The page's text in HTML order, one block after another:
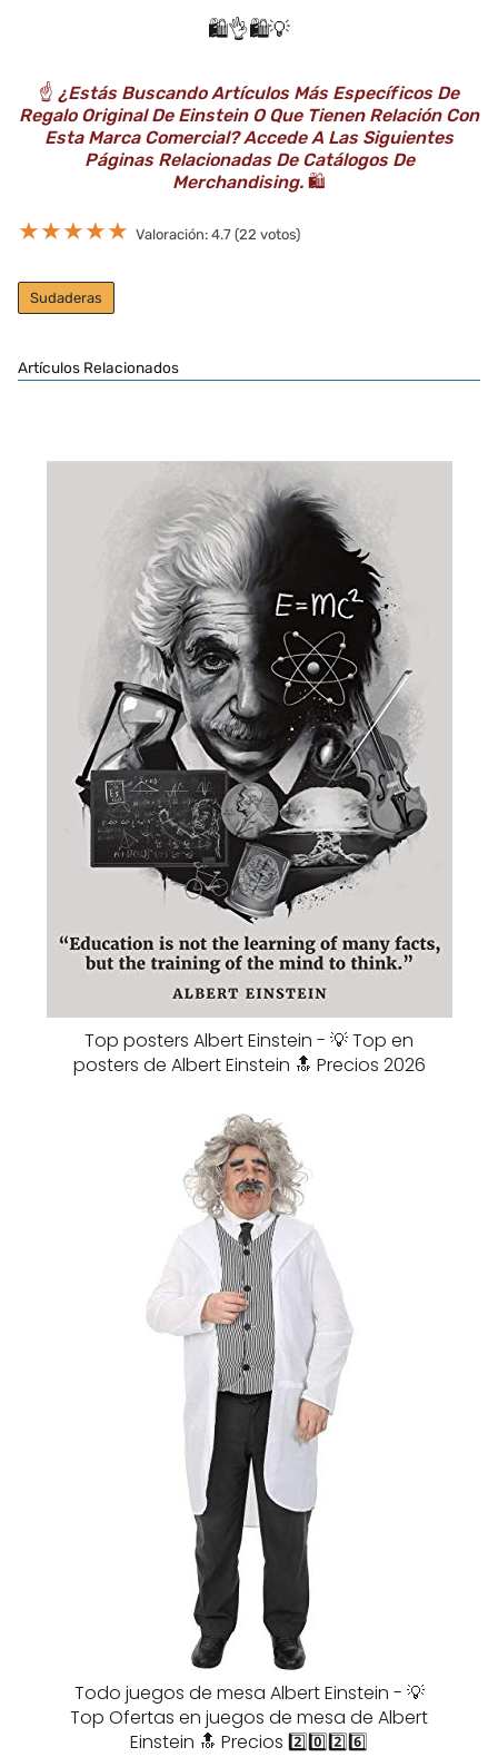
🛍️👌🛍️💡
☝️ ¿Estás Buscando Artículos Más Específicos De
Regalo Original De Einstein O Que Tienen Relación Con
Esta Marca Comercial? Accede A Las Siguientes
Páginas Relacionadas De Catálogos De
Merchandising. 🛍️
★★★★★ Valoración: 4.7 (22 votos)
Sudaderas
Artículos Relacionados
Top posters Albert Einstein - 💡 Top en
posters de Albert Einstein 🔝 Precios 2026
Todo juegos de mesa Albert Einstein - 💡
Top Ofertas en juegos de mesa de Albert
Einstein 🔝 Precios 2️⃣0️⃣2️⃣6️⃣